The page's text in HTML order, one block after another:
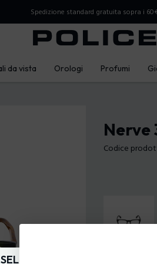
Spedizione standard gratuita sopra i
da vista Orologi Profumi
Nerve
Codice
YOUR MARKET